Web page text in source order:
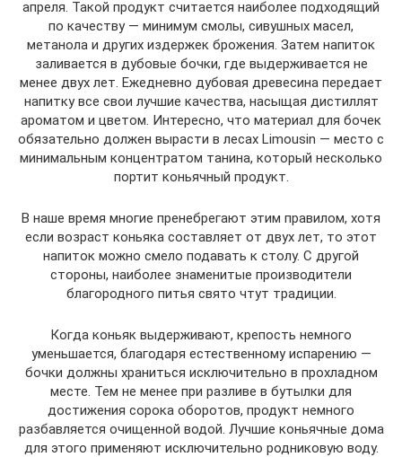
апреля. Такой продукт считается наиболее подходящий
по качеству — минимум смолы, сивушных масел,
метанола и других издержек брожения. Затем напиток
заливается в дубовые бочки, где выдерживается не
менее двух лет. Ежедневно дубовая древесина передает
напитку все свои лучшие качества, насыщая дистиллят
ароматом и цветом. Интересно, что материал для бочек
обязательно должен вырасти в лесах Limousin — место с
минимальным концентратом танина, который несколько
портит коньячный продукт.
В наше время многие пренебрегают этим правилом, хотя
если возраст коньяка составляет от двух лет, то этот
напиток можно смело подавать к столу. С другой
стороны, наиболее знаменитые производители
благородного питья свято чтут традиции.
Когда коньяк выдерживают, крепость немного
уменьшается, благодаря естественному испарению —
бочки должны храниться исключительно в прохладном
месте. Тем не менее при разливе в бутылки для
достижения сорока оборотов, продукт немного
разбавляется очищенной водой. Лучшие коньячные дома
для этого применяют исключительно родниковую воду.